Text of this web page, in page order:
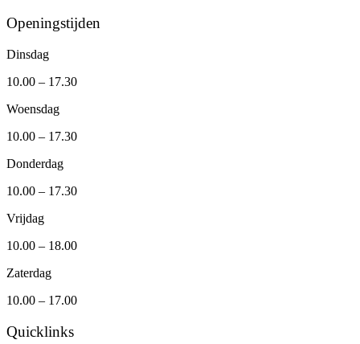
Openingstijden
Dinsdag
10.00 – 17.30
Woensdag
10.00 – 17.30
Donderdag
10.00 – 17.30
Vrijdag
10.00 – 18.00
Zaterdag
10.00 – 17.00
Quicklinks